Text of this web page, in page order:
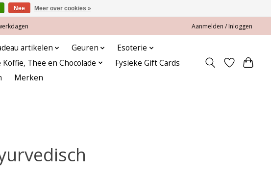
Aanmelden / Inloggen
artikelen Geuren
Esoterie
Koffie, Thee en Chocolade
Fysieke Gift Cards
Merken
Nee Meer over cookies »